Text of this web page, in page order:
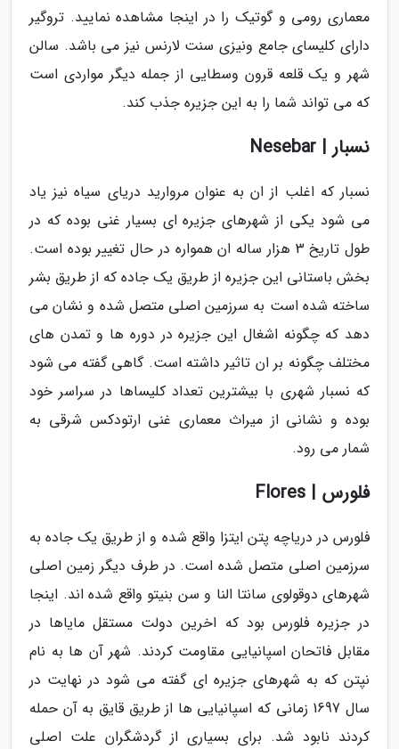
معماری رومی و گوتیک را در اینجا مشاهده نمایید. تروگیر
دارای کلیسای جامع ونیزی سنت لارنس نیز می باشد. سالن
شهر و یک قلعه قرون وسطایی از جمله دیگر مواردی است
که می تواند شما را به این جزیره جذب کند.
نسبار | Nesebar
نسبار که اغلب از ان به عنوان مروارید دریای سیاه نیز یاد
می شود یکی از شهرهای جزیره ای بسیار غنی بوده که در
طول تاریخ 3 هزار ساله ان همواره در حال تغییر بوده است.
بخش باستانی این جزیره از طریق یک جاده که از طریق بشر
ساخته شده است به سرزمین اصلی متصل شده و نشان می
دهد که چگونه اشغال این جزیره در دوره ها و تمدن های
مختلف چگونه بر ان تاثیر داشته است. گاهی گفته می شود
که نسبار شهری با بیشترین تعداد کلیساها در سراسر خود
بوده و نشانی از میراث معماری غنی ارتودکس شرقی به
شمار می رود.
فلورس | Flores
فلورس در دریاچه پتن ایتزا واقع شده و از طریق یک جاده به
سرزمین اصلی متصل شده است. در طرف دیگر زمین اصلی
شهرهای دوقولوی سانتا النا و سن بنیتو واقع شده اند. اینجا
در جزیره فلورس بود که اخرین دولت مستقل مایاها در
مقابل فاتحان اسپانیایی مقاومت کردند. شهر آن ها به نام
نپتن که به شهرهای جزیره ای گفته می شود در نهایت در
سال 1697 زمانی که اسپانیایی ها از طریق قایق به آن حمله
کردند نابود شد. برای بسیاری از گردشگران علت اصلی